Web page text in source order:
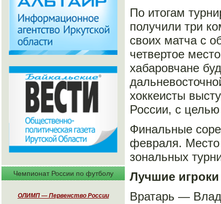
Чемпионат России по футболу
ОЛИМП — Первенство России
По итогам
получили три
своих матча с
четвертое
хабаровчане
хоккеисты
России, с
Финальные
февраля. Место
зональных
Лучшие
Вратарь —